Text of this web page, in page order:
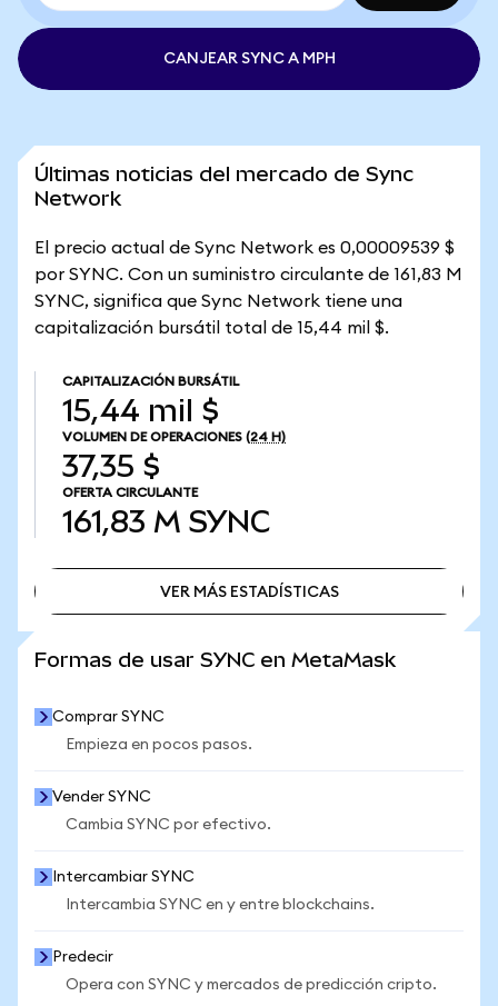
CANJEAR SYNC A MPH
Últimas noticias del mercado de Sync
Network
El precio actual de Sync Network es 0,00009539 $
por SYNC. Con un suministro circulante de 161,83 M
SYNC, significa que Sync Network tiene una
capitalización bursátil total de 15,44 mil $.
CAPITALIZACIÓN BURSÁTIL
15,44 mil $
VOLUMEN DE OPERACIONES (24 H)
37,35 $
OFERTA CIRCULANTE
161,83 M SYNC
VER MÁS ESTADÍSTICAS
Formas de usar SYNC en MetaMask
Comprar SYNC
Empieza en pocos pasos.
Vender SYNC
Cambia SYNC por efectivo.
Intercambiar SYNC
Intercambia SYNC en y entre blockchains.
Predecir
Opera con SYNC y mercados de predicción cripto.